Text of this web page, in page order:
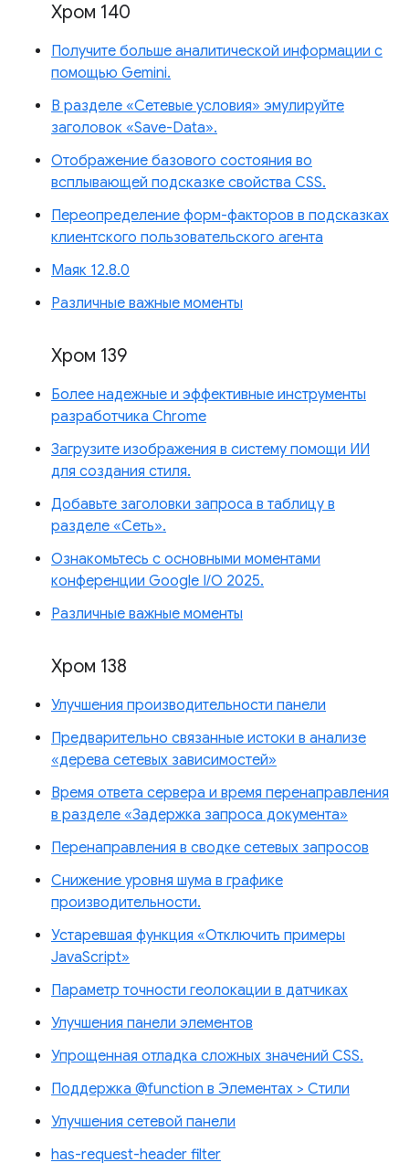
Хром 140
Получите больше аналитической информации с
помощью Gemini.
В разделе «Сетевые условия» эмулируйте
заголовок «Save-Data».
Отображение базового состояния во
всплывающей подсказке свойства CSS.
Переопределение форм-факторов в подсказках
клиентского пользовательского агента
Маяк 12.8.0
Различные важные моменты
Хром 139
Более надежные и эффективные инструменты
разработчика Chrome
Загрузите изображения в систему помощи ИИ
для создания стиля.
Добавьте заголовки запроса в таблицу в
разделе «Сеть».
Ознакомьтесь с основными моментами
конференции Google I/O 2025.
Различные важные моменты
Хром 138
Улучшения производительности панели
Предварительно связанные истоки в анализе
«дерева сетевых зависимостей»
Время ответа сервера и время перенаправления
в разделе «Задержка запроса документа»
Перенаправления в сводке сетевых запросов
Снижение уровня шума в графике
производительности.
Устаревшая функция «Отключить примеры
JavaScript»
Параметр точности геолокации в датчиках
Улучшения панели элементов
Упрощенная отладка сложных значений CSS.
Поддержка @function в Элементах > Стили
Улучшения сетевой панели
has-request-header filter